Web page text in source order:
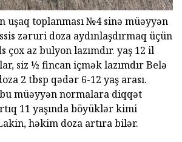
uşaq toplanması №4 sinə müəyyən
zəruri doza aydınlaşdırmaq üçün
çox az bulyon lazımdır. yaş 12 il
siz ½ fincan içmək lazımdır Belə
2 tbsp qədər 6-12 yaş arası.
müəyyən normalara diqqət
11 yaşında böyüklər kimi
həkim doza artıra bilər.